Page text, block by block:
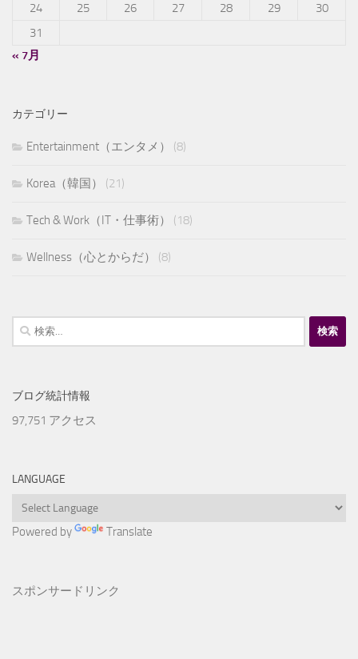
24
25 26 27 28 29
30
31
« 7月
カテゴリー
Entertainment（エンタメ） (8)
Korea（韓国） (21)
Tech & Work（IT・仕事術） (18)
Wellness（心とからだ） (8)
検
索:
ブログ統計情報
97,751 アクセス
LANGUAGE
Powered by Translate
スポンサードリンク